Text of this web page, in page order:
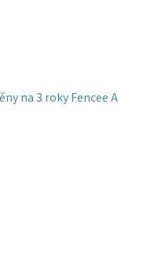
na 3 roky Fencee A